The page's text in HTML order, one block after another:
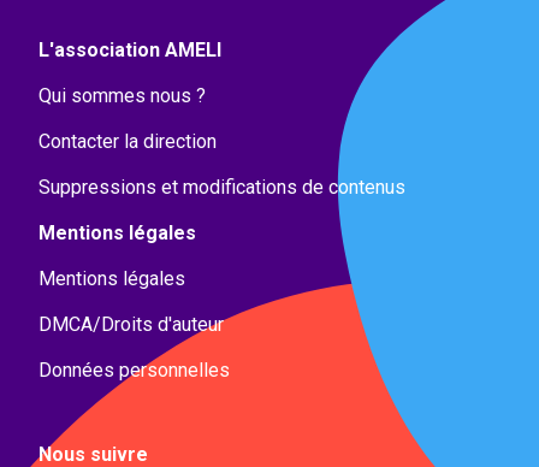
L'association AMELI
Qui sommes nous ?
Contacter la direction
Suppressions et modifications de contenus
Mentions légales
Mentions légales
DMCA/Droits d'auteur
Données personnelles
Nous suivre